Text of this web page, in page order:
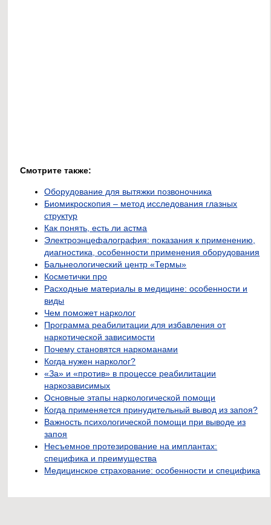
Смотрите также:
Оборудование для вытяжки позвоночника
Биомикроскопия – метод исследования глазных
структур
Как понять, есть ли астма
Электроэнцефалография: показания к применению,
диагностика, особенности применения оборудования
Бальнеологический центр «Термы»
Косметички про
Расходные материалы в медицине: особенности и
виды
Чем поможет нарколог
Программа реабилитации для избавления от
наркотической зависимости
Почему становятся наркоманами
Когда нужен нарколог?
«За» и «против» в процессе реабилитации
наркозависимых
Основные этапы наркологической помощи
Когда применяется принудительный вывод из запоя?
Важность психологической помощи при выводе из
запоя
Несъемное протезирование на имплантах:
специфика и преимущества
Медицинское страхование: особенности и специфика